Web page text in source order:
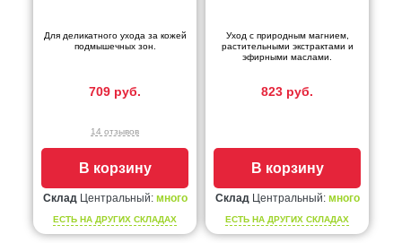
Для деликатного ухода за кожей
подмышечных зон.
709 руб.
14 отзывов
В корзину
Склад Центральный: много
ЕСТЬ НА ДРУГИХ СКЛАДАХ
Уход с природным магнием,
растительными экстрактами и
эфирными маслами.
823 руб.
В корзину
Склад Центральный: много
ЕСТЬ НА ДРУГИХ СКЛАДАХ